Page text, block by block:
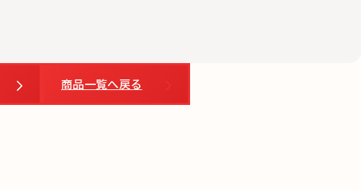
商品一覧へ戻る